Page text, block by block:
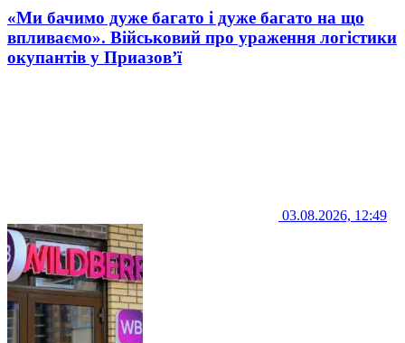
«Ми бачимо дуже багато і дуже багато на що
впливаємо». Військовий про ураження логістики
окупантів у Приазов’ї
03.08.2026, 12:49